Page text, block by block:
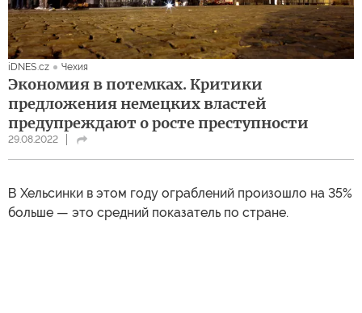
iDNES.cz Чехия
Экономия в потемках. Критики
предложения немецких властей
предупреждают о росте преступности
29.08.2022
В Хельсинки в этом году ограблений произошло на 35%
больше — это средний показатель по стране.